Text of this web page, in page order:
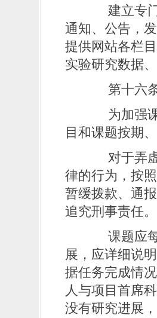
建立专门
通知、公告，
提供网站各栏
实验研究数据
第十六条
为加强课
目和课题按期
对于弄虚
律的行为，按
暂缓拨款、通
追究刑事责任。
课题应每
展，应详细说
据任务完成情
人与项目首席
没有研究进展